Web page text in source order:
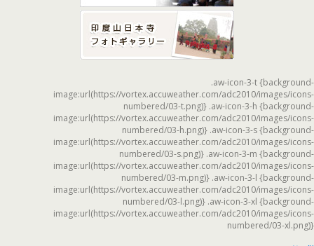
.aw-icon-3-t {background-
image:url(https://vortex.accuweather.com/adc2010/images/icons-
numbered/03-t.png)} .aw-icon-3-h {background-
image:url(https://vortex.accuweather.com/adc2010/images/icons-
numbered/03-h.png)} .aw-icon-3-s {background-
image:url(https://vortex.accuweather.com/adc2010/images/icons-
numbered/03-s.png)} .aw-icon-3-m {background-
image:url(https://vortex.accuweather.com/adc2010/images/icons-
numbered/03-m.png)} .aw-icon-3-l {background-
image:url(https://vortex.accuweather.com/adc2010/images/icons-
numbered/03-l.png)} .aw-icon-3-xl {background-
image:url(https://vortex.accuweather.com/adc2010/images/icons-
numbered/03-xl.png)}